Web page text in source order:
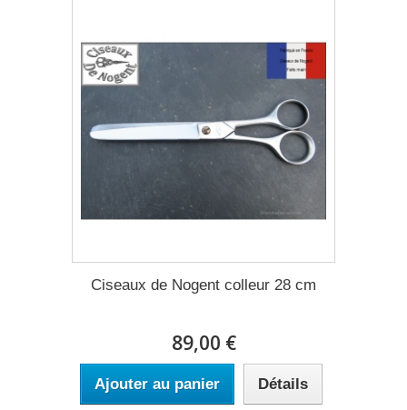
Ciseaux de Nogent colleur 28 cm
89,00 €
Ajouter au panier Détails